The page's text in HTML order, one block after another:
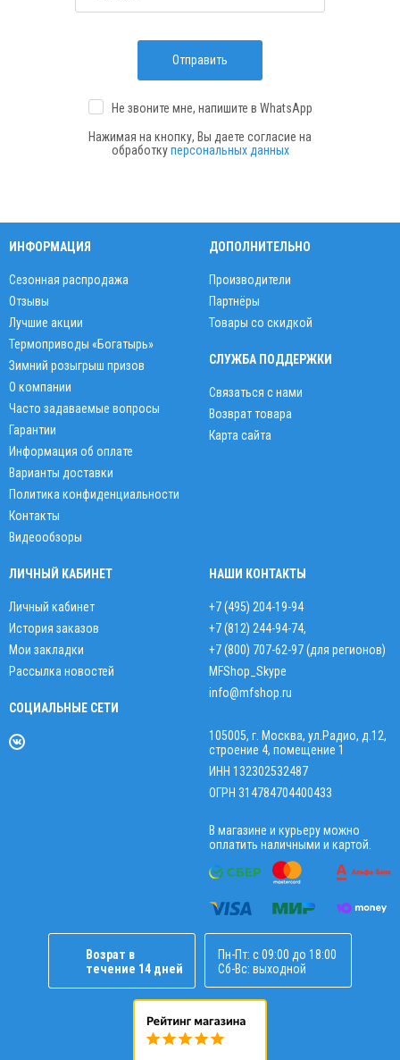
Отправить
Не звоните мне, напишите в WhatsApp
Нажимая на кнопку, Вы даете согласие на
обработкуперсональных данных
ИНФОРМАЦИЯ
Сезонная распродажа
Отзывы
Лучшие акции
Термоприводы «Богатырь»
Зимний розыгрыш призов
О компании
Часто задаваемые вопросы
Гарантии
Информация об оплате
Варианты доставки
Политика конфиденциальности
Контакты
Видеообзоры
ДОПОЛНИТЕЛЬНО
Производители
Партнёры
Товары со скидкой
СЛУЖБА ПОДДЕРЖКИ
Связаться с нами
Возврат товара
Карта сайта
ЛИЧНЫЙ КАБИНЕТ
Личный кабинет
История заказов
Мои закладки
Рассылка новостей
СОЦИАЛЬНЫЕ СЕТИ
НАШИ КОНТАКТЫ
+7 (495) 204-19-94
+7 (812) 244-94-74,
+7 (800) 707-62-97 (для регионов)
MFShop_Skype
info@mfshop.ru
105005, г. Москва, ул.Радио, д.12,
строение 4, помещение 1
ИНН 132302532487
ОГРН 314784704400433
В магазине и курьеру можно
оплатить наличными и картой.
Возрат в
течение 14 дней
Пн-Пт: с 09:00 до 18:00
Сб-Вс: выходной